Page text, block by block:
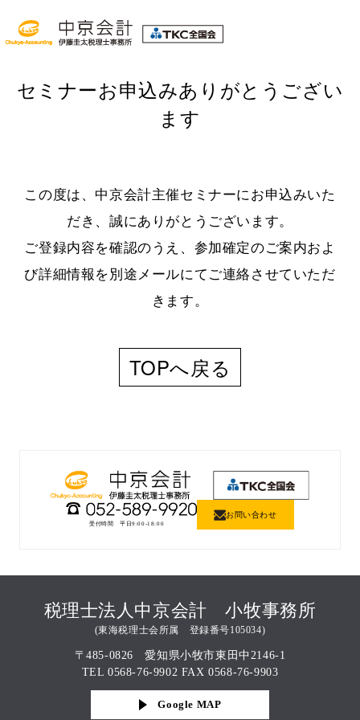
セミナーお申込みありがとうござい
ます
この度は、中京会計主催セミナーにお申込みいた
だき、誠にありがとうございます。
ご登録内容を確認のうえ、参加確定のご案内およ
び詳細情報を別途メールにてご連絡させていただ
きます。
TOPへ戻る
受付時間 平日9:00-18:00
お問い合わせ
税理士法人中京会計 小牧事務所
(東海税理士会所属 登録番号105034)
〒485-0826 愛知県小牧市東田中2146-1
TEL 0568-76-9902 FAX 0568-76-9903
Google MAP